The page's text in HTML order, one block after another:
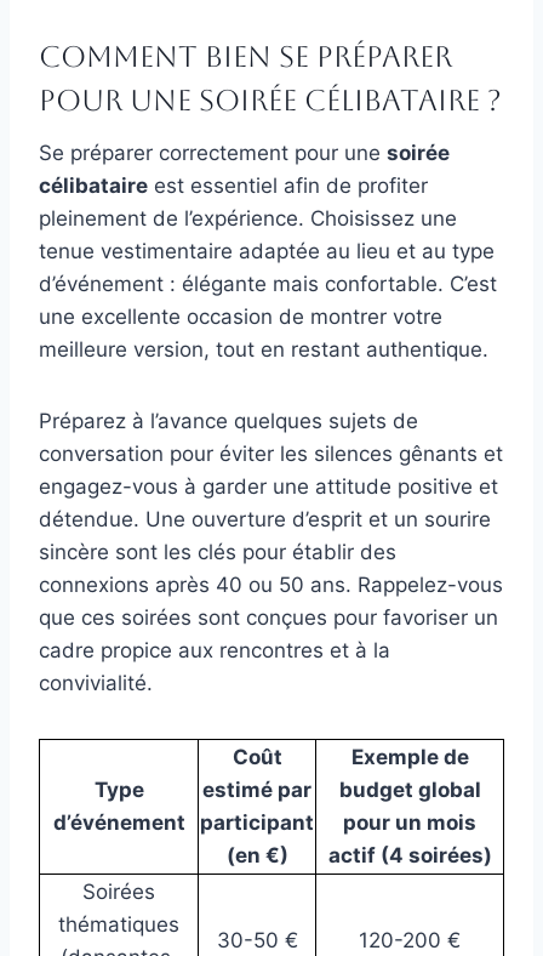
Comment bien se préparer
pour une soirée célibataire ?
Se préparer correctement pour une soirée
célibataire est essentiel afin de profiter
pleinement de l’expérience. Choisissez une
tenue vestimentaire adaptée au lieu et au type
d’événement : élégante mais confortable. C’est
une excellente occasion de montrer votre
meilleure version, tout en restant authentique.
Préparez à l’avance quelques sujets de
conversation pour éviter les silences gênants et
engagez-vous à garder une attitude positive et
détendue. Une ouverture d’esprit et un sourire
sincère sont les clés pour établir des
connexions après 40 ou 50 ans. Rappelez-vous
que ces soirées sont conçues pour favoriser un
cadre propice aux rencontres et à la
convivialité.
Type
d’événement
Coût
estimé par
participant
(en €)
Exemple de
budget global
pour un mois
actif (4 soirées)
Soirées
thématiques
30-50 € 120-200 €